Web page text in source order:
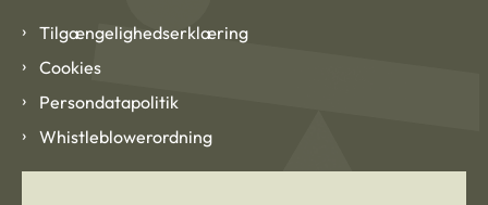
Tilgængelighedserklæring
Cookies
Persondatapolitik
Whistleblowerordning